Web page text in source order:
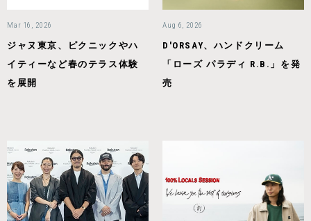
Mar 16, 2026
ジャヌ東京、ピクニックやハ
イティーなど春のテラス体験
を展開
Aug 6, 2026
D'ORSAY、ハンドクリーム
「ローズ パラディ R.B.」を発
売